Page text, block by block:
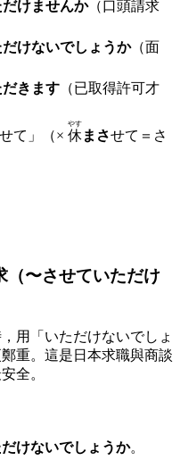
だけませんか（口頭請求
だけないでしょうか（面
だきます （已取得許可才
せて」 （× 休
やす
まさせて＝さ
〜させていただけ
用「いただけないでしょ
重。這是日本求職與商談
全。
けないでしょうか。